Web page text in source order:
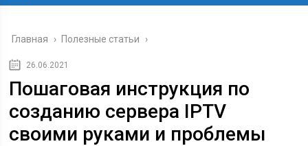
Главная › Полезные статьи ›
26.06.2021
Пошаговая инструкция по
созданию сервера IPTV
своими руками и проблемы